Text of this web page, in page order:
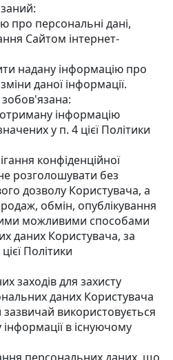
про персональні дані,
Сайтом інтернет-
надану інформацію про
даної інформації.
зобов'язана:
інформацію
у п. 4 цієї Політики
конфіденційної
розголошувати без
дозволу Користувача, а
обмін, опублікування
можливими способами
даних Користувача, за
Політики
заходів для захисту
даних Користувача
використовується
в існуючому